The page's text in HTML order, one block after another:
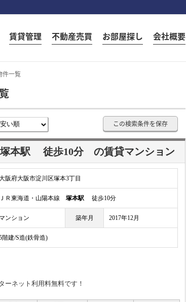
賃貸管理 不動産売買 お部屋探し 会社概要
件一覧
この検索条件を保存
塚本駅 徒歩10分 の賃貸マンション
阪府大阪市淀川区塚本3丁目
ＪＲ東海道・山陽本線 塚本駅 徒歩10分
マンション 築年月 2017年12月
階建/S造(鉄骨造)
ーネット利用料無料です！